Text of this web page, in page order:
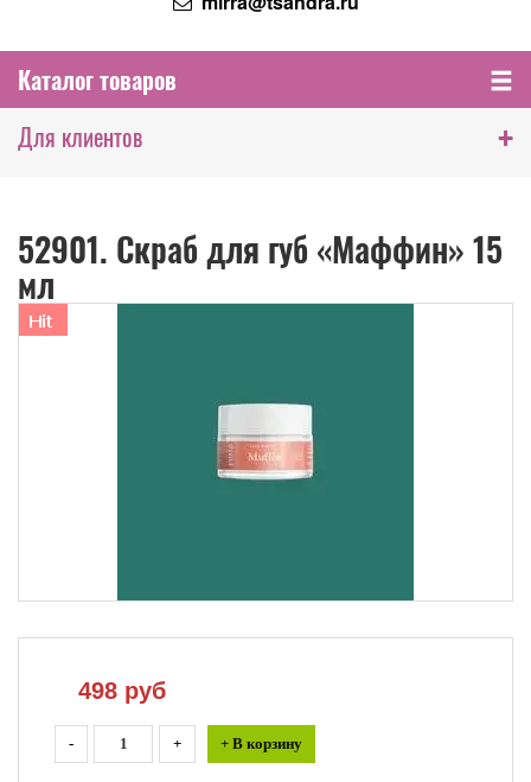
Каталог товаров
Для клиентов
+
52901. Скраб для губ «Маффин» 15
мл
498 руб
- + + В корзину